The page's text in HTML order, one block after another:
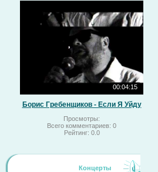
00:04:15
Борис Гребенщиков - Если Я Уйду
Просмотры:
Всего комментариев: 0
Рейтинг: 0.0
Концерты